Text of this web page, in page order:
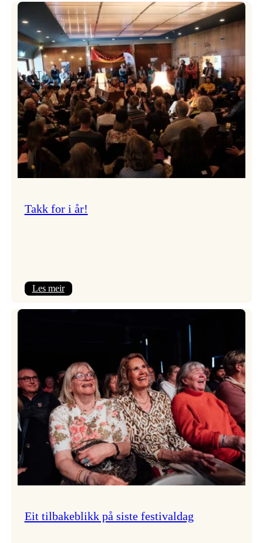
frå
Vossa
Jazz
om
endringar
i
administrasjonen
Takk for i år!
Les meir:
Eit tilbakeblikk på siste festivaldag